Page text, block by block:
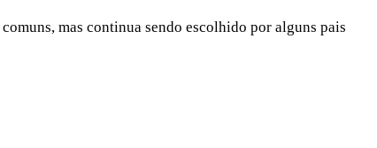
mas continua sendo escolhido por alguns pais